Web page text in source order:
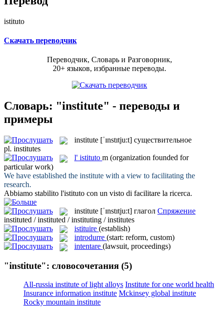
istituto
Скачать переводчик
Переводчик, Словарь и Разговорник,
20+ языков, избранные переводы.
Словарь: "institute" - переводы и
примеры
institute [ˈɪnstɪtju:t] существительное
pl. institutes
l' istituto m (organization founded for
particular work)
We have established the institute with a view to facilitating the
research.
Abbiamo stabilito l'istituto con un visto di facilitare la ricerca.
institute [ˈɪnstɪtju:t] глагол Спряжение
instituted / instituted / instituting / institutes
istituire (establish)
introdurre (start: reform, custom)
intentare (lawsuit, proceedings)
"institute": словосочетания (5)
All-russia institute of light alloys Institute for one world health
Insurance information institute Mckinsey global institute
Rocky mountain institute